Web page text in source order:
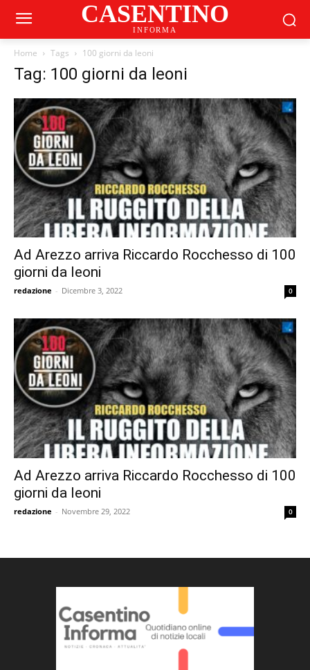
CASENTINO
INFORMA
Home Tags 100 giorni da leoni
Tag: 100 giorni da leoni
Ad Arezzo arriva Riccardo Rocchesso di 100
giorni da leoni
redazione - Dicembre 3, 2022 0
Ad Arezzo arriva Riccardo Rocchesso di 100
giorni da leoni
redazione - Novembre 29, 2022 0